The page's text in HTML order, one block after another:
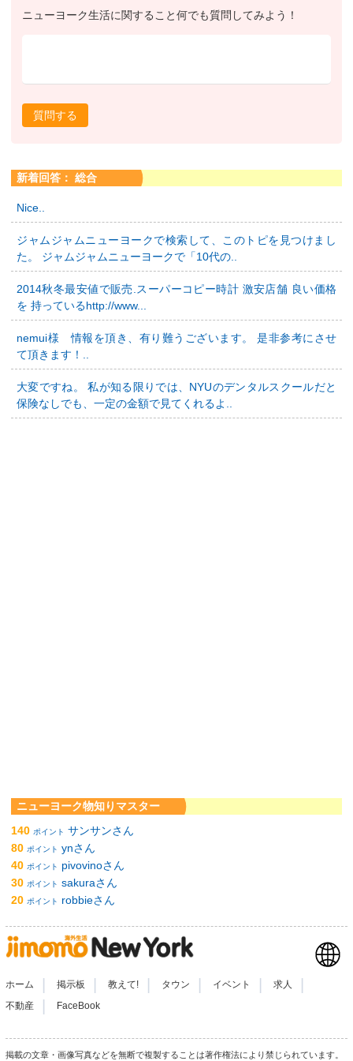
ニューヨーク生活に関すること何でも質問してみよう！
質問する
新着回答： 総合
Nice..
ジャムジャムニューヨークで検索して、このトピを見つけまし
た。 ジャムジャムニューヨークで「10代の..
2014秋冬最安値で販売.スーパーコピー時計 激安店舗 良い価格
を 持っているhttp://www...
nemui様 情報を頂き、有り難うございます。 是非参考にさせ
て頂きます！..
大変ですね。 私が知る限りでは、NYUのデンタルスクールだと
保険なしでも、一定の金額で見てくれるよ..
ニューヨーク物知りマスター
140 ポイント サンサンさん
80 ポイント ynさん
40 ポイント
pivovinoさん
30 ポイント sakuraさん
20 ポイント robbieさん
ホーム 掲示板 教えて! タウン イベント 求人
不動産 FaceBook
掲載の文章・画像写真などを無断で複製することは著作権法により禁じられています。